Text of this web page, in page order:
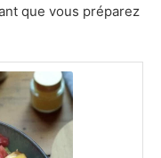
que vous préparez